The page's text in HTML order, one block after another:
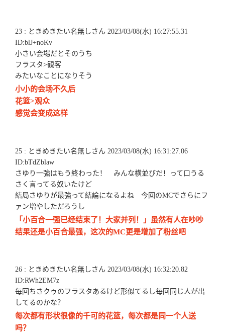
23 : ときめきたい名無しさん 2023/03/08(水) 16:27:55.31
ID:blJ+noKv
小さい会場だとそのうち
フラスタ>観客
みたいなことになりそう
小小的会场不久后
花篮>观众
感觉会变成这样
25 : ときめきたい名無しさん 2023/03/08(水) 16:31:27.06
ID:bTdZblaw
さゆり一強はもう終わった！ みんな横並びだ！って口うる
さく言ってる奴いたけど
結局さゆりが最強って結論になるよね 今回のMCでさらにフ
ァン増やしただろうし
「小百合一强已经结束了！大家并列！」虽然有人在吵吵
结果还是小百合最强，这次的MC更是增加了粉丝吧
26 : ときめきたい名無しさん 2023/03/08(水) 16:32:20.82
ID:RWh2EM7z
毎回ちさクゥのフラスタあるけど形似てるし毎回同じ人が出
してるのかな？
每次都有形状很像的千可的花篮，每次都是同一个人送
吗？